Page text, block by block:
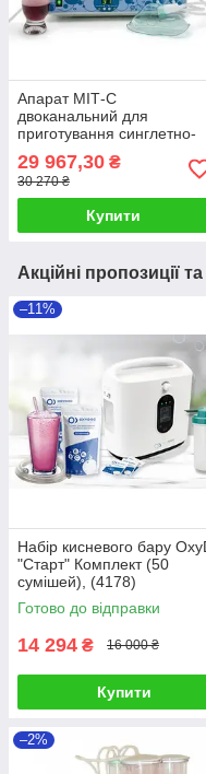
Апарат МІТ-С
двоканальний для
приготування синглетно-
проведення інгаляцій.
29 967,30 ₴
30 270 ₴
Купити
Акційні пропозиції
–11%
Набір кисневого бару
"Старт" Комплект (50
сумішей), (4178)
Готово до відправки
14 294 ₴ 16 000 ₴
Купити
–2%